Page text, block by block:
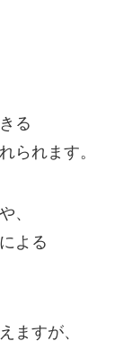
る
られます。
、
よる
ますが、